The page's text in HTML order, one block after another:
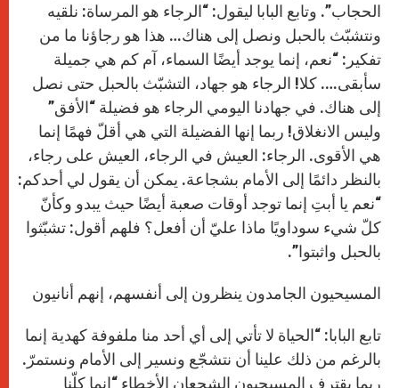
الحجاب”. وتابع البابا ليقول: “الرجاء هو المرساة: نلقيه
ونتشبّث بالحبل ونصل إلى هناك… هذا هو رجاؤنا ما من
تفكير: “نعم، إنما يوجد أيضًا السماء، آم كم هي جميلة
سأبقى…. كلا! الرجاء هو جهاد، التشبّث بالحبل حتى نصل
إلى هناك. في جهادنا اليومي الرجاء هو فضيلة “الأفق”
وليس الانغلاق! ربما إنها الفضيلة التي هي أقلّ فهمًا إنما
هي الأقوى. الرجاء: العيش في الرجاء، العيش على رجاء،
بالنظر دائمًا إلى الأمام بشجاعة. يمكن أن يقول لي أحدكم:
“نعم يا أبتِ إنما توجد أوقات صعبة أيضًا حيث يبدو وكأنّ
كلّ شيء سوداويًا ماذا عليّ أن أفعل؟ فلهم أقول: تشبّثوا
بالحبل واثبتوا”.
المسيحيون الجامدون ينظرون إلى أنفسهم، إنهم أنانيون
تابع البابا: “الحياة لا تأتي إلى أي أحد منا ملفوفة كهدية إنما
بالرغم من ذلك علينا أن نتشجّع ونسير إلى الأمام ونستمرّ.
ربما يقترف المسيحيون الشجعان الأخطاء “إنما كلّنا